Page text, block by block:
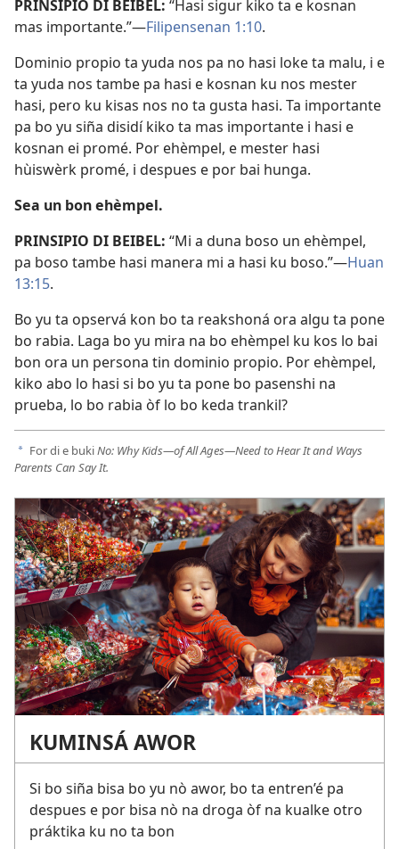
PRINSIPIO DI BEIBEL: “Hasi sigur kiko ta e kosnan
mas importante.”—Filipensenan 1:10.
Dominio propio ta yuda nos pa no hasi loke ta malu, i e
ta yuda nos tambe pa hasi e kosnan ku nos mester
hasi, pero ku kisas nos no ta gusta hasi. Ta importante
pa bo yu siña disidí kiko ta mas importante i hasi e
kosnan ei promé. Por ehèmpel, e mester hasi
hùiswèrk promé, i despues e por bai hunga.
Sea un bon ehèmpel.
PRINSIPIO DI BEIBEL: “Mi a duna boso un ehèmpel,
pa boso tambe hasi manera mi a hasi ku boso.”—Huan
13:15.
Bo yu ta opservá kon bo ta reakshoná ora algu ta pone
bo rabia. Laga bo yu mira na bo ehèmpel ku kos lo bai
bon ora un persona tin dominio propio. Por ehèmpel,
kiko abo lo hasi si bo yu ta pone bo pasenshi na
prueba, lo bo rabia òf lo bo keda trankil?
a For di e bukiNo: Why Kids—of All Ages—Need to Hear It and Ways
Parents Can Say It.
KUMINSÁ AWOR
Si bo siña bisa bo yu nò awor, bo ta entren’é pa
despues e por bisa nò na droga òf na kualke otro
práktika ku no ta bon